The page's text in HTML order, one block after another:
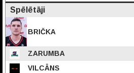
Spēlētāji
BRIČKA
ZARUMBA
VILCĀNS